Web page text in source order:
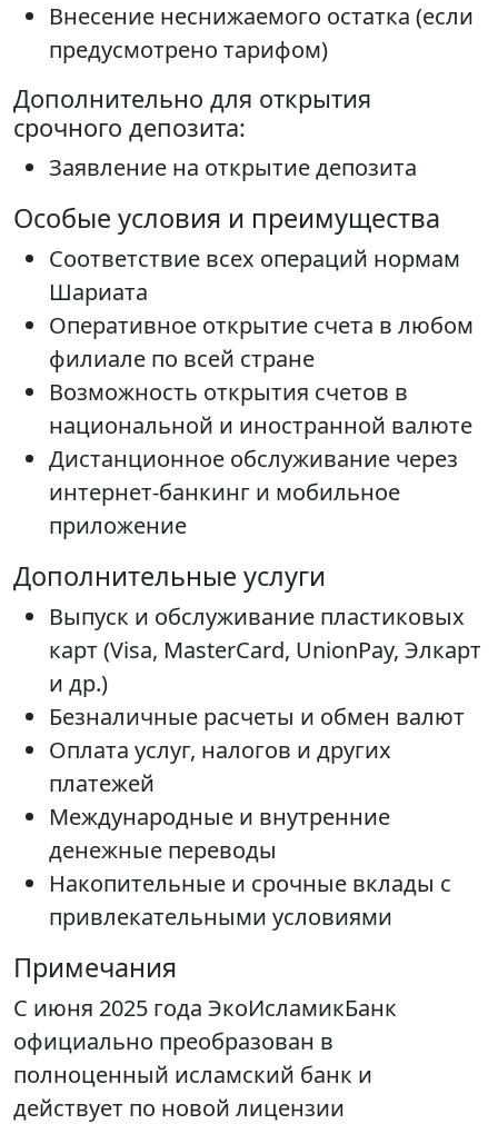
Внесение неснижаемого остатка (если
предусмотрено тарифом)
Дополнительно для открытия
срочного депозита:
Заявление на открытие депозита
Особые условия и преимущества
Соответствие всех операций нормам
Шариата
Оперативное открытие счета в любом
филиале по всей стране
Возможность открытия счетов в
национальной и иностранной валюте
Дистанционное обслуживание через
интернет-банкинг и мобильное
приложение
Дополнительные услуги
Выпуск и обслуживание пластиковых
карт (Visa, MasterCard, UnionPay, Элкарт
и др.)
Безналичные расчеты и обмен валют
Оплата услуг, налогов и других
платежей
Международные и внутренние
денежные переводы
Накопительные и срочные вклады с
привлекательными условиями
Примечания
С июня 2025 года ЭкоИсламикБанк
официально преобразован в
полноценный исламский банк и
действует по новой лицензии